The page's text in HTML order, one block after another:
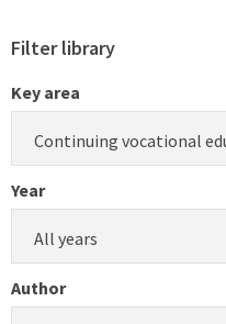
Filter library
Key area
Continuing vocational
Year
All years
Author